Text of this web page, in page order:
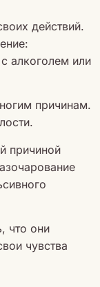
действий.
алкоголем или
причинам.
причиной
что они
чувства